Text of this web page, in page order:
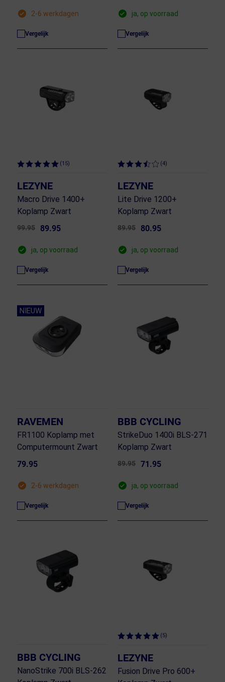
2-6 werkdagen
Vergelijk
ja, op voorraad
Vergelijk
(15)
LEZYNE
Macro Drive 1400+
Koplamp Zwart
99.95 89.95
ja, op voorraad
Vergelijk
(4)
LEZYNE
Lite Drive 1200+
Koplamp Zwart
89.95 80.95
ja, op voorraad
Vergelijk
NIEUW
RAVEMEN
FR1100 Koplamp met
Computermount Zwart
79.95
2-6 werkdagen
Vergelijk
BBB CYCLING
StrikeDuo 1400i BLS-271
Koplamp Zwart
89.95 71.95
ja, op voorraad
Vergelijk
BBB CYCLING
NanoStrike 700i BLS-262
(5)
LEZYNE
Fusion Drive Pro 600+